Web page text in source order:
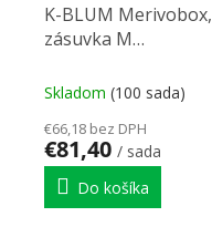
K-BLUM Merivobox,
zásuvka M
skrutka, drez
Skladom (100 sada)
€66,18 bez DPH
€81,40 / sada
Do košíka